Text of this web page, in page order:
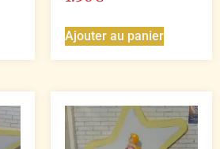
Ajouter au panier